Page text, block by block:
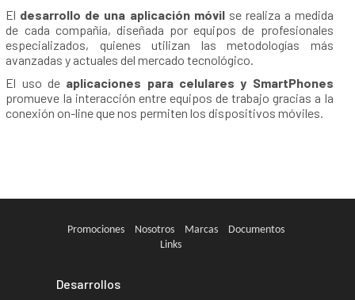
El desarrollo de una aplicación móvilse realiza a medida
de cada compañía, diseñada por equipos de profesionales
especializados, quienes utilizan las metodologías más
avanzadas y actuales del mercado tecnológico.
El uso de aplicaciones para celulares y SmartPhones
promueve la interacción entre equipos de trabajo gracias a la
conexión on-line que nos permiten los dispositivos móviles.
Promociones Nosotros Marcas
Documentos
Links
Desarrollos